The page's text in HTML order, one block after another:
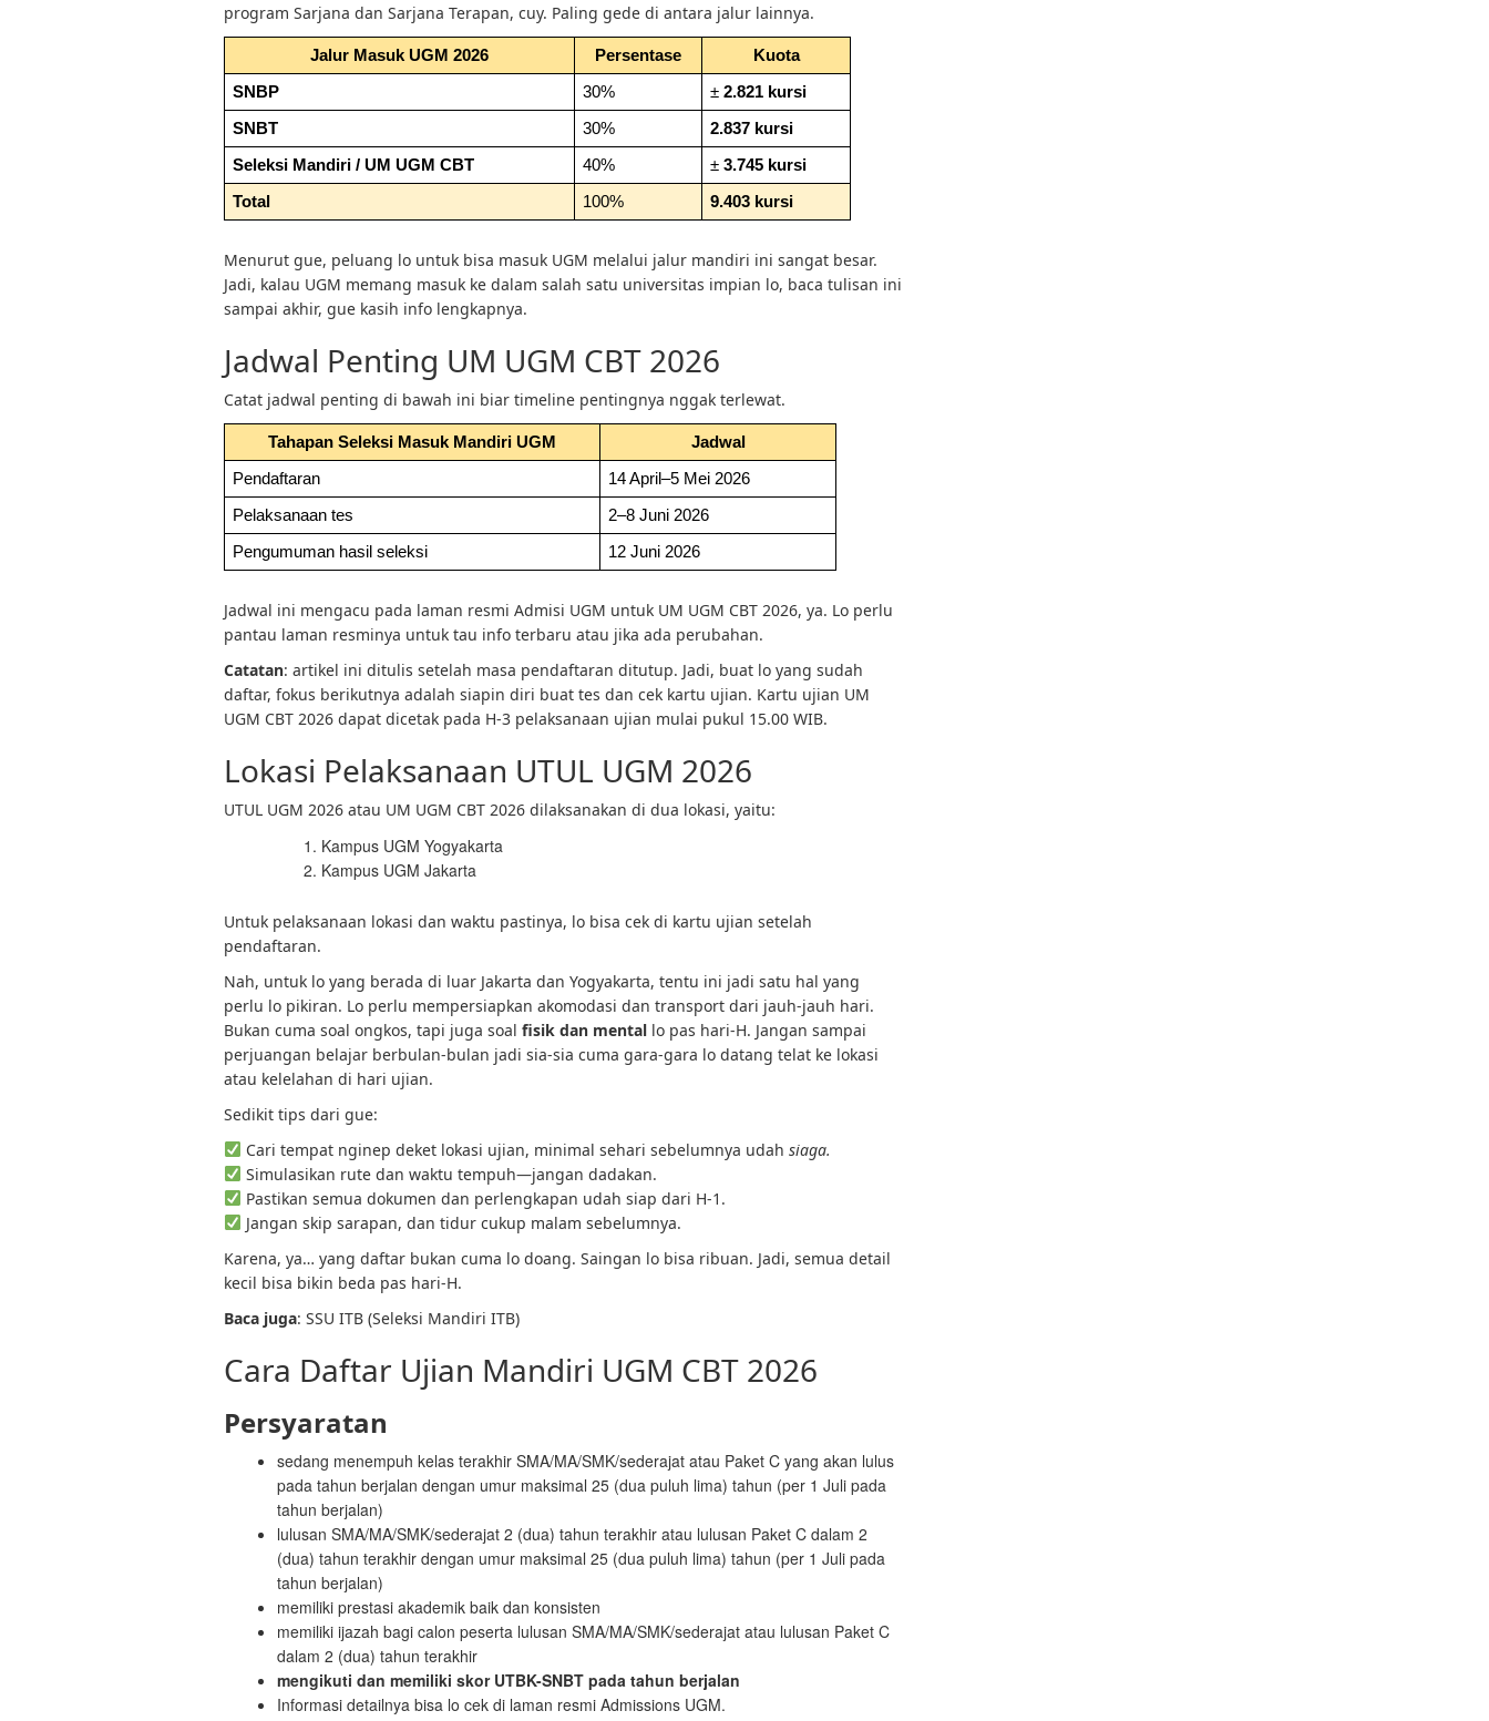
program Sarjana dan Sarjana Terapan, cuy. Paling gede di antara jalur lainnya.
Jalur Masuk UGM 2026 Persentase Kuota
SNBP 30% ± 2.821 kursi
SNBT 30% 2.837 kursi
Seleksi Mandiri / UM UGM CBT 40% ± 3.745 kursi
Total 100% 9.403 kursi
Menurut gue, peluang lo untuk bisa masuk UGM melalui jalur mandiri ini sangat besar.
Jadi, kalau UGM memang masuk ke dalam salah satu universitas impian lo, baca tulisan ini
sampai akhir, gue kasih info lengkapnya.
Jadwal Penting UM UGM CBT 2026
Catat jadwal penting di bawah ini biar timeline pentingnya nggak terlewat.
Tahapan Seleksi Masuk Mandiri UGM Jadwal
Pendaftaran 14 April–5 Mei 2026
Pelaksanaan tes 2–8 Juni 2026
Pengumuman hasil seleksi 12 Juni 2026
Jadwal ini mengacu pada laman resmi Admisi UGM untuk UM UGM CBT 2026, ya. Lo perlu
pantau laman resminya untuk tau info terbaru atau jika ada perubahan.
Catatan: artikel ini ditulis setelah masa pendaftaran ditutup. Jadi, buat lo yang sudah
daftar, fokus berikutnya adalah siapin diri buat tes dan cek kartu ujian. Kartu ujian UM
UGM CBT 2026 dapat dicetak pada H-3 pelaksanaan ujian mulai pukul 15.00 WIB.
Lokasi Pelaksanaan UTUL UGM 2026
UTUL UGM 2026 atau UM UGM CBT 2026 dilaksanakan di dua lokasi, yaitu:
Kampus UGM Yogyakarta
Kampus UGM Jakarta
Untuk pelaksanaan lokasi dan waktu pastinya, lo bisa cek di kartu ujian setelah
pendaftaran.
Nah, untuk lo yang berada di luar Jakarta dan Yogyakarta, tentu ini jadi satu hal yang
perlu lo pikiran. Lo perlu mempersiapkan akomodasi dan transport dari jauh-jauh hari.
Bukan cuma soal ongkos, tapi juga soal fisik dan mental lo pas hari-H. Jangan sampai
perjuangan belajar berbulan-bulan jadi sia-sia cuma gara-gara lo datang telat ke lokasi
atau kelelahan di hari ujian.
Sedikit tips dari gue:
Cari tempat nginep deket lokasi ujian, minimal sehari sebelumnya udah siaga.
Simulasikan rute dan waktu tempuh—jangan dadakan.
Pastikan semua dokumen dan perlengkapan udah siap dari H-1.
Jangan skip sarapan, dan tidur cukup malam sebelumnya.
Karena, ya… yang daftar bukan cuma lo doang. Saingan lo bisa ribuan. Jadi, semua detail
kecil bisa bikin beda pas hari-H.
Baca juga: SSU ITB (Seleksi Mandiri ITB)
Cara Daftar Ujian Mandiri UGM CBT 2026
Persyaratan
sedang menempuh kelas terakhir SMA/MA/SMK/sederajat atau Paket C yang akan lulus
pada tahun berjalan dengan umur maksimal 25 (dua puluh lima) tahun (per 1 Juli pada
tahun berjalan)
lulusan SMA/MA/SMK/sederajat 2 (dua) tahun terakhir atau lulusan Paket C dalam 2
(dua) tahun terakhir dengan umur maksimal 25 (dua puluh lima) tahun (per 1 Juli pada
tahun berjalan)
memiliki prestasi akademik baik dan konsisten
memiliki ijazah bagi calon peserta lulusan SMA/MA/SMK/sederajat atau lulusan Paket C
dalam 2 (dua) tahun terakhir
mengikuti dan memiliki skor UTBK-SNBT pada tahun berjalan
Informasi detailnya bisa lo cek di laman resmi Admissions UGM.